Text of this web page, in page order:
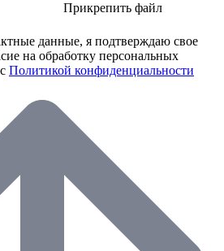
Прикрепить файл
данные, я подтверждаю свое
на обработку персональных
Политикой конфиденциальности